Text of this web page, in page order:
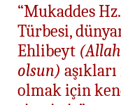
“Mukaddes
Türbesi,
Ehlibeyt
olsun)
olmak için